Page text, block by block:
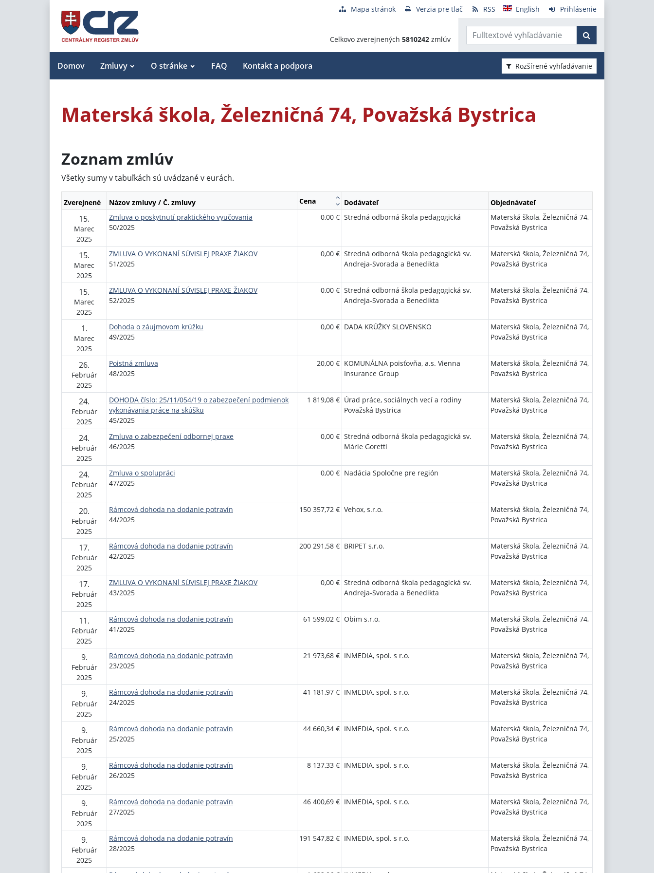
Mapa stránok Verzia pre tlač RSS English Prihlásenie
Celkovo zverejnených 5810242 zmlúv
Domov Zmluvy O stránke FAQ Kontakt a podpora Rozšírené vyhľadávanie
Materská škola, Železničná 74, Považská Bystrica
Zoznam zmlúv
Všetky sumy v tabuľkách sú uvádzané v eurách.
Zverejnené Názov zmluvy / Č. zmluvy Cena Dodávateľ Objednávateľ
15.
Marec
2025
Zmluva o poskytnutí praktického vyučovania
50/2025
0,00 € Stredná odborná škola pedagogická
Materská škola, Železničná 74,
Považská Bystrica
15.
Marec
2025
ZMLUVA O VYKONANÍ SÚVISLEJ PRAXE ŽIAKOV
51/2025
0,00 € Stredná odborná škola pedagogická sv.
Andreja-Svorada a Benedikta
Materská škola, Železničná 74,
Považská Bystrica
15.
Marec
2025
ZMLUVA O VYKONANÍ SÚVISLEJ PRAXE ŽIAKOV
52/2025
0,00 € Stredná odborná škola pedagogická sv.
Andreja-Svorada a Benedikta
Materská škola, Železničná 74,
Považská Bystrica
1.
Marec
2025
Dohoda o záujmovom krúžku
49/2025
0,00 € DADA KRÚŽKY SLOVENSKO
Materská škola, Železničná 74,
Považská Bystrica
26.
Február
2025
Poistná zmluva
48/2025
20,00 € KOMUNÁLNA poisťovňa, a.s. Vienna
Insurance Group
Materská škola, Železničná 74,
Považská Bystrica
24.
Február
2025
DOHODA číslo: 25/11/054/19 o zabezpečení podmienok
vykonávania práce na skúšku
45/2025
1 819,08 € Úrad práce, sociálnych vecí a rodiny
Považská Bystrica
Materská škola, Železničná 74,
Považská Bystrica
24.
Február
2025
Zmluva o zabezpečení odbornej praxe
46/2025
0,00 € Stredná odborná škola pedagogická sv.
Márie Goretti
Materská škola, Železničná 74,
Považská Bystrica
24.
Február
2025
Zmluva o spolupráci
47/2025
0,00 € Nadácia Spoločne pre región
Materská škola, Železničná 74,
Považská Bystrica
20.
Február
2025
Rámcová dohoda na dodanie potravín
44/2025
150 357,72 € Vehox, s.r.o.
Materská škola, Železničná 74,
Považská Bystrica
17.
Február
2025
Rámcová dohoda na dodanie potravín
42/2025
200 291,58 € BRIPET s.r.o.
Materská škola, Železničná 74,
Považská Bystrica
17.
Február
2025
ZMLUVA O VYKONANÍ SÚVISLEJ PRAXE ŽIAKOV
43/2025
0,00 € Stredná odborná škola pedagogická sv.
Andreja-Svorada a Benedikta
Materská škola, Železničná 74,
Považská Bystrica
11.
Február
2025
Rámcová dohoda na dodanie potravín
41/2025
61 599,02 € Obim s.r.o.
Materská škola, Železničná 74,
Považská Bystrica
9.
Február
2025
Rámcová dohoda na dodanie potravín
23/2025
21 973,68 € INMEDIA, spol. s r.o.
Materská škola, Železničná 74,
Považská Bystrica
9.
Február
2025
Rámcová dohoda na dodanie potravín
24/2025
41 181,97 € INMEDIA, spol. s r.o.
Materská škola, Železničná 74,
Považská Bystrica
9.
Február
2025
Rámcová dohoda na dodanie potravín
25/2025
44 660,34 € INMEDIA, spol. s r.o.
Materská škola, Železničná 74,
Považská Bystrica
9.
Február
2025
Rámcová dohoda na dodanie potravín
26/2025
8 137,33 € INMEDIA, spol. s r.o.
Materská škola, Železničná 74,
Považská Bystrica
9.
Február
2025
Rámcová dohoda na dodanie potravín
27/2025
46 400,69 € INMEDIA, spol. s r.o.
Materská škola, Železničná 74,
Považská Bystrica
9.
Február
2025
Rámcová dohoda na dodanie potravín
28/2025
191 547,82 € INMEDIA, spol. s r.o.
Materská škola, Železničná 74,
Považská Bystrica